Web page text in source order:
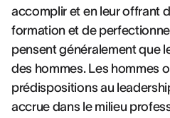
accomplir et en leur offrant
formation et de
pensent généralement que
des hommes. Les hommes
prédispositions au
accrue dans le milieu